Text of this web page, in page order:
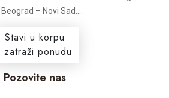
– Novi Sad....
Stavi u korpu
zatraži ponudu
Pozovite nas